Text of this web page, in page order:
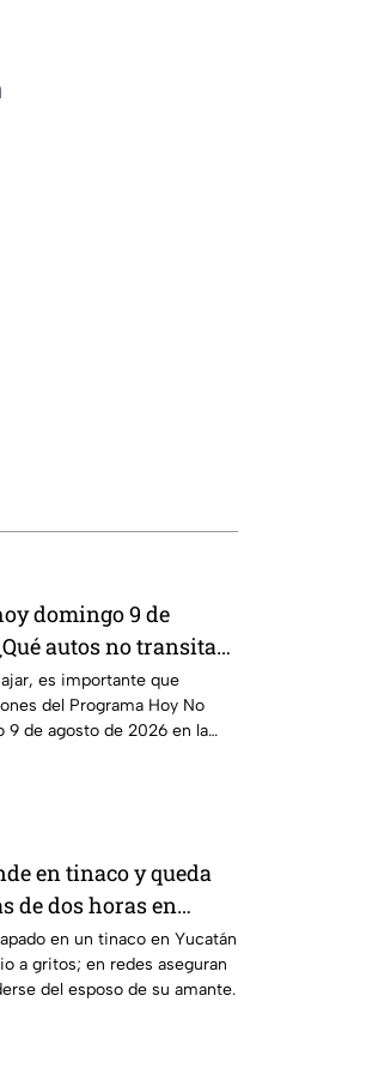
domingo 9 de
autos no transitan
es importante que
del Programa Hoy No
9 de agosto de 2026 en la
en tinaco y queda
de dos horas en
en un tinaco en Yucatán
a gritos; en redes aseguran
del esposo de su amante.